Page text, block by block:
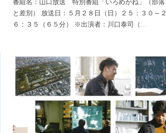
番組名：山口放送 特別番組「いろめがね」（部落
と差別） 放送日：５月２８日（日）２５：３０～２
６：３５（６５分） ※出演者：川口泰司（ ...